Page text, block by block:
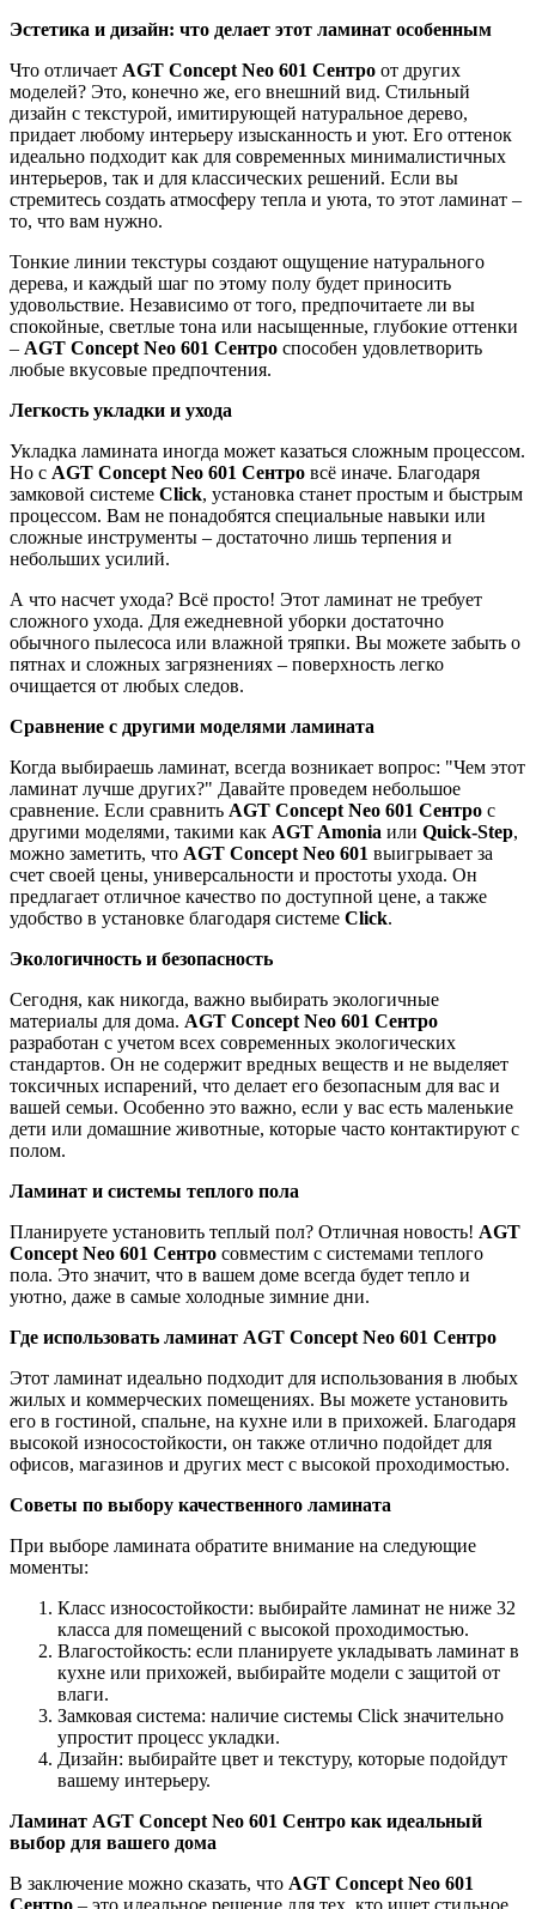
Эстетика и дизайн: что делает этот ламинат особенным
Что отличает AGT Concept Neo 601 Сентро от других
моделей? Это, конечно же, его внешний вид. Стильный
дизайн с текстурой, имитирующей натуральное дерево,
придает любому интерьеру изысканность и уют. Его оттенок
идеально подходит как для современных минималистичных
интерьеров, так и для классических решений. Если вы
стремитесь создать атмосферу тепла и уюта, то этот ламинат –
то, что вам нужно.
Тонкие линии текстуры создают ощущение натурального
дерева, и каждый шаг по этому полу будет приносить
удовольствие. Независимо от того, предпочитаете ли вы
спокойные, светлые тона или насыщенные, глубокие оттенки
– AGT Concept Neo 601 Сентро способен удовлетворить
любые вкусовые предпочтения.
Легкость укладки и ухода
Укладка ламината иногда может казаться сложным процессом.
Но с AGT Concept Neo 601 Сентро всё иначе. Благодаря
замковой системе Click, установка станет простым и быстрым
процессом. Вам не понадобятся специальные навыки или
сложные инструменты – достаточно лишь терпения и
небольших усилий.
А что насчет ухода? Всё просто! Этот ламинат не требует
сложного ухода. Для ежедневной уборки достаточно
обычного пылесоса или влажной тряпки. Вы можете забыть о
пятнах и сложных загрязнениях – поверхность легко
очищается от любых следов.
Сравнение с другими моделями ламината
Когда выбираешь ламинат, всегда возникает вопрос: "Чем этот
ламинат лучше других?" Давайте проведем небольшое
сравнение. Если сравнить AGT Concept Neo 601 Сентро с
другими моделями, такими как AGT Amonia или Quick-Step,
можно заметить, что AGT Concept Neo 601 выигрывает за
счет своей цены, универсальности и простоты ухода. Он
предлагает отличное качество по доступной цене, а также
удобство в установке благодаря системе Click.
Экологичность и безопасность
Сегодня, как никогда, важно выбирать экологичные
материалы для дома. AGT Concept Neo 601 Сентро
разработан с учетом всех современных экологических
стандартов. Он не содержит вредных веществ и не выделяет
токсичных испарений, что делает его безопасным для вас и
вашей семьи. Особенно это важно, если у вас есть маленькие
дети или домашние животные, которые часто контактируют с
полом.
Ламинат и системы теплого пола
Планируете установить теплый пол? Отличная новость! AGT
Concept Neo 601 Сентро совместим с системами теплого
пола. Это значит, что в вашем доме всегда будет тепло и
уютно, даже в самые холодные зимние дни.
Где использовать ламинат AGT Concept Neo 601 Сентро
Этот ламинат идеально подходит для использования в любых
жилых и коммерческих помещениях. Вы можете установить
его в гостиной, спальне, на кухне или в прихожей. Благодаря
высокой износостойкости, он также отлично подойдет для
офисов, магазинов и других мест с высокой проходимостью.
Советы по выбору качественного ламината
При выборе ламината обратите внимание на следующие
моменты:
Класс износостойкости: выбирайте ламинат не ниже 32
класса для помещений с высокой проходимостью.
Влагостойкость: если планируете укладывать ламинат в
кухне или прихожей, выбирайте модели с защитой от
влаги.
Замковая система: наличие системы Click значительно
упростит процесс укладки.
Дизайн: выбирайте цвет и текстуру, которые подойдут
вашему интерьеру.
Ламинат AGT Concept Neo 601 Сентро как идеальный
выбор для вашего дома
В заключение можно сказать, что AGT Concept Neo 601
Сентро – это идеальное решение для тех, кто ищет стильное,